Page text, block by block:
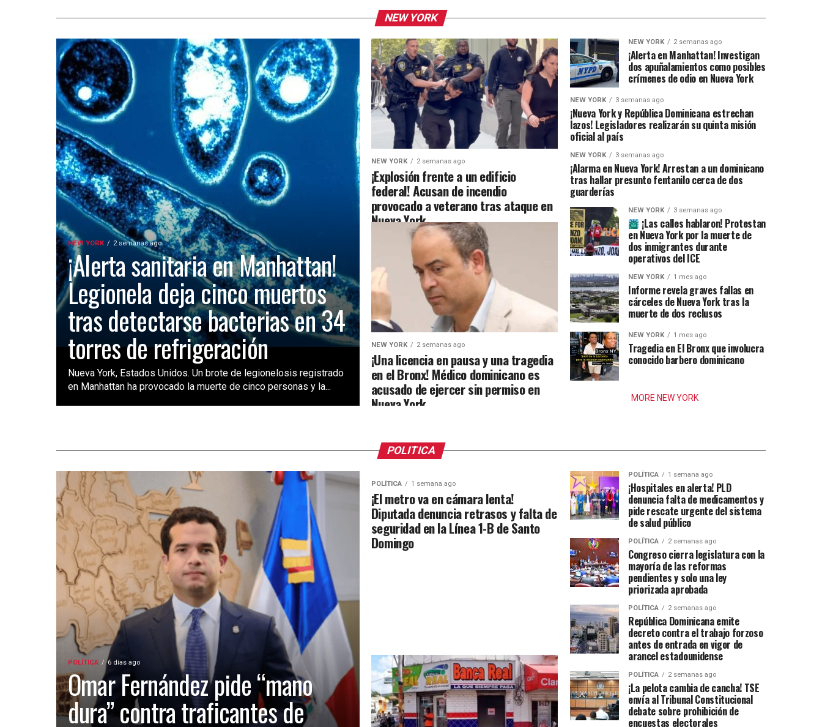
NEW YORK
NEW YORK 2 semanas ago
¡Alerta sanitaria en Manhattan!
Legionela deja cinco muertos
tras detectarse bacterias en 34
torres de refrigeración
Nueva York, Estados Unidos. Un brote de legionelosis registrado
en Manhattan ha provocado la muerte de cinco personas y la...
NEW YORK 2 semanas ago
¡Explosión frente a un edificio
federal! Acusan de incendio
provocado a veterano tras ataque en
Nueva York
NEW YORK 2 semanas ago
¡Una licencia en pausa y una tragedia
en el Bronx! Médico dominicano es
acusado de ejercer sin permiso en
Nueva York
NEW YORK 2 semanas ago
¡Alerta en Manhattan! Investigan
dos apuñalamientos como posibles
crímenes de odio en Nueva York
NEW YORK 3 semanas ago
¡Nueva York y República Dominicana estrechan
lazos! Legisladores realizarán su quinta misión
oficial al país
NEW YORK 3 semanas ago
¡Alarma en Nueva York! Arrestan a un dominicano
tras hallar presunto fentanilo cerca de dos
guarderías
NEW YORK 3 semanas ago
¡Las calles hablaron! Protestan
en Nueva York por la muerte de
dos inmigrantes durante
operativos del ICE
NEW YORK 1 mes ago
Informe revela graves fallas en
cárceles de Nueva York tras la
muerte de dos reclusos
NEW YORK 1 mes ago
Tragedia en El Bronx que involucra
conocido barbero dominicano
MORE NEW YORK
POLITICA
POLÍTICA 6 días ago
Omar Fernández pide “mano
dura” contra traficantes de
POLÍTICA 1 semana ago
¡El metro va en cámara lenta!
Diputada denuncia retrasos y falta de
seguridad en la Línea 1-B de Santo
Domingo
POLÍTICA 1 semana ago
¡Hospitales en alerta! PLD
denuncia falta de medicamentos y
pide rescate urgente del sistema
de salud público
POLÍTICA 2 semanas ago
Congreso cierra legislatura con la
mayoría de las reformas
pendientes y solo una ley
priorizada aprobada
POLÍTICA 2 semanas ago
República Dominicana emite
decreto contra el trabajo forzoso
antes de entrada en vigor de
arancel estadounidense
POLÍTICA 2 semanas ago
¡La pelota cambia de cancha! TSE
envía al Tribunal Constitucional
debate sobre prohibición de
encuestas electorales